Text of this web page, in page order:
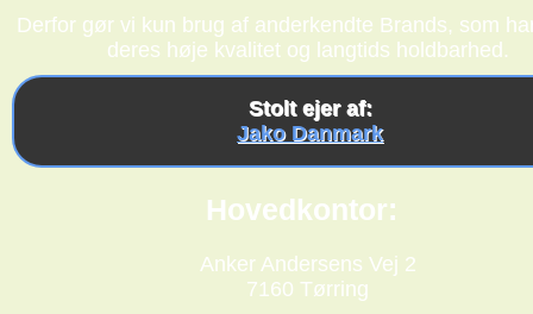
Derfor gør vi kun brug af anderkendte Brands, som
deres høje kvalitet og langtids holdbarhed.
Stolt ejer af:
Jako Danmark
Hovedkontor:
Anker Andersens Vej 2
7160 Tørring